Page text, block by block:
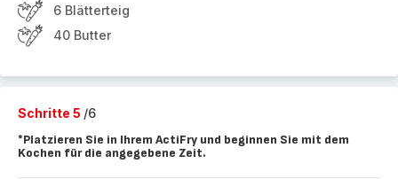
6 Blätterteig
40 Butter
Schritte 5 /6
*Platzieren Sie in Ihrem ActiFry und beginnen Sie mit dem
Kochen für die angegebene Zeit.